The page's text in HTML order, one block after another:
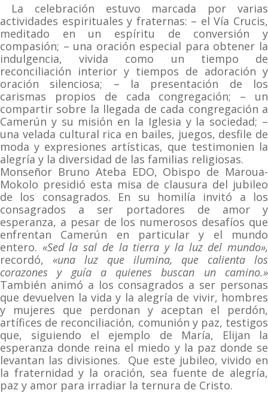
La celebración estuvo marcada por varias
actividades espirituales y fraternas: – el Vía Crucis,
meditado en un espíritu de conversión y
compasión; – una oración especial para obtener la
indulgencia, vivida como un tiempo de
reconciliación interior y tiempos de adoración y
oración silenciosa; – la presentación de los
carismas propios de cada congregación; – un
compartir sobre la llegada de cada congregación a
Camerún y su misión en la Iglesia y la sociedad; –
una velada cultural rica en bailes, juegos, desfile de
moda y expresiones artísticas, que testimonien la
alegría y la diversidad de las familias religiosas.
Monseñor Bruno Ateba EDO, Obispo de Maroua-
Mokolo presidió esta misa de clausura del jubileo
de los consagrados. En su homilía invitó a los
consagrados a ser portadores de amor y
esperanza, a pesar de los numerosos desafíos que
enfrentan Camerún en particular y el mundo
entero. «Sed la sal de la tierra y la luz del mundo»,
recordó, «una luz que ilumina, que calienta los
corazones y guía a quienes buscan un camino.»
También animó a los consagrados a ser personas
que devuelven la vida y la alegría de vivir, hombres
y mujeres que perdonan y aceptan el perdón,
artífices de reconciliación, comunión y paz, testigos
que, siguiendo el ejemplo de María, Elijan la
esperanza donde reina el miedo y la paz donde se
levantan las divisiones. Que este jubileo, vivido en
la fraternidad y la oración, sea fuente de alegría,
paz y amor para irradiar la ternura de Cristo.